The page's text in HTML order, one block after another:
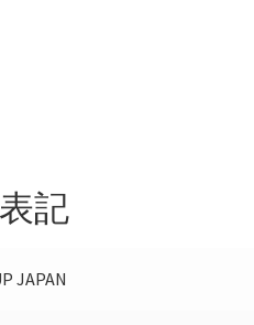
記
JAPAN